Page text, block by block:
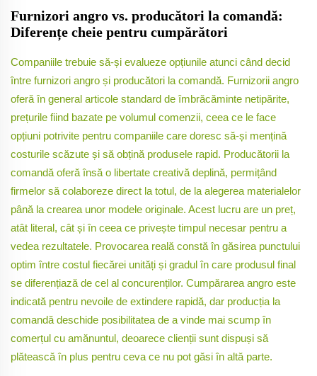
Furnizori angro vs. producători la comandă:
Diferențe cheie pentru cumpărători
Companiile trebuie să-și evalueze opțiunile atunci când decid
între furnizori angro și producători la comandă. Furnizorii angro
oferă în general articole standard de îmbrăcăminte netipărite,
prețurile fiind bazate pe volumul comenzii, ceea ce le face
opțiuni potrivite pentru companiile care doresc să-și mențină
costurile scăzute și să obțină produsele rapid. Producătorii la
comandă oferă însă o libertate creativă deplină, permițând
firmelor să colaboreze direct la totul, de la alegerea materialelor
până la crearea unor modele originale. Acest lucru are un preț,
atât literal, cât și în ceea ce privește timpul necesar pentru a
vedea rezultatele. Provocarea reală constă în găsirea punctului
optim între costul fiecărei unități și gradul în care produsul final
se diferențiază de cel al concurenților. Cumpărarea angro este
indicată pentru nevoile de extindere rapidă, dar producția la
comandă deschide posibilitatea de a vinde mai scump în
comerțul cu amănuntul, deoarece clienții sunt dispuși să
plătească în plus pentru ceva ce nu pot găsi în altă parte.